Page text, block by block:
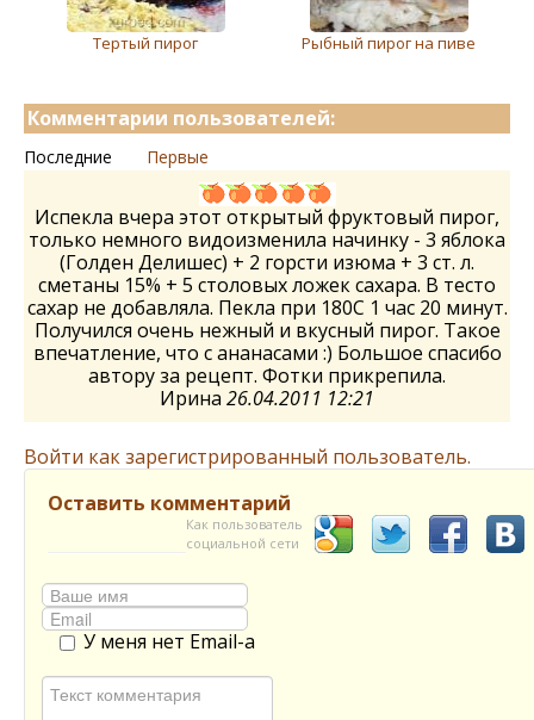
Тертый пирог Рыбный пирог на пиве
Комментарии пользователей:
Последние Первые
Испекла вчера этот открытый фруктовый пирог,
только немного видоизменила начинку - 3 яблока
(Голден Делишес) + 2 горсти изюма + 3 ст. л.
сметаны 15% + 5 столовых ложек сахара. В тесто
сахар не добавляла. Пекла при 180С 1 час 20 минут.
Получился очень нежный и вкусный пирог. Такое
впечатление, что с ананасами :) Большое спасибо
автору за рецепт. Фотки прикрепила.
Ирина 26.04.2011 12:21
Войти как зарегистрированный пользователь.
Оставить комментарий
Как пользователь
социальной сети
У меня нет Email-а